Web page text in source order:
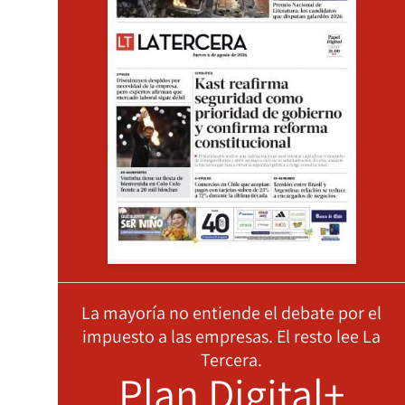
La mayoría no entiende el debate por el
impuesto a las empresas. El resto lee La
Tercera.
Plan Digital+